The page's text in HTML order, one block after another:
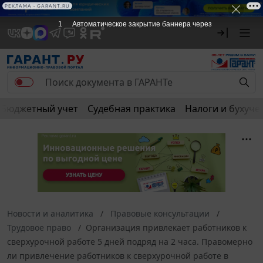
Бюджетный учет Судебная практика Налоги и
Новости и аналитика
Правовые консультации
Трудовое право
Организация привлекает работников к
сверхурочной работе 5 дней подряд на 2 часа. Правомерно
ли привлечение работников к сверхурочной работе в
1 Автоматическое закрытие баннера через
РЕКЛАМА • GARANT.RU